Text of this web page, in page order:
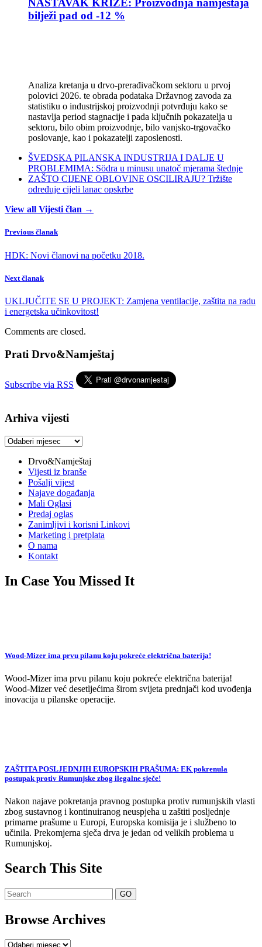
NASTAVAK KRIZE: Proizvodnja namještaja
bilježi pad od -12 %
Analiza kretanja u drvo-prerađivačkom sektoru u prvoj
polovici 2026. te obrada podataka Državnog zavoda za
statistiku o industrijskoj proizvodnji potvrđuju kako se
nastavlja period stagnacije i pada ključnih pokazatelja u
sektoru, bilo obim proizvodnje, bilo vanjsko-trgovačko
poslovanje, kao i pokazatelji zaposlenosti.
ŠVEDSKA PILANSKA INDUSTRIJA I DALJE U
PROBLEMIMA: Södra u minusu unatoč mjerama štednje
ZAŠTO CIJENE OBLOVINE OSCILIRAJU? Tržište
određuje cijeli lanac opskrbe
View all Vijesti član →
Previous članak
HDK: Novi članovi na početku 2018.
Next članak
UKLJUČITE SE U PROJEKT: Zamjena ventilacije, zaštita na radu
i energetska učinkovitost!
Comments are closed.
Prati Drvo&Namještaj
Subscribe via RSS
Arhiva vijesti
Arhiva
Drvo&Namještaj
Vijesti iz branše
Pošalji vijest
Najave događanja
Mali Oglasi
Predaj oglas
Zanimljivi i korisni Linkovi
Marketing i pretplata
O nama
Kontakt
In Case You Missed It
Wood-Mizer ima prvu pilanu koju pokreće električna baterija!
Wood-Mizer ima prvu pilanu koju pokreće električna baterija!
Wood-Mizer već desetljećima širom svijeta prednjači kod uvođenja
inovacija u pilanske operacije.
ZAŠTITA POSLJEDNJIH EUROPSKIH PRAŠUMA: EK pokrenula
postupak protiv Rumunjske zbog ilegalne sječe!
Nakon najave pokretanja pravnog postupka protiv rumunjskih vlasti
zbog sustavnog i kontinuiranog neuspjeha u zaštiti posljednje
primarne prašume u Europi, Europska komisija je i službeno to
učinila. Prekomjerna sječa drva je jedan od velikih problema u
Rumunjskoj.
Search This Site
Browse Archives
Browse